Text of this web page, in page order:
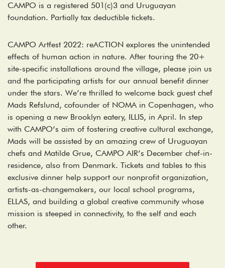
CAMPO is a registered 501(c)3 and Uruguayan
foundation. Partially tax deductible tickets.
CAMPO Artfest 2022: reACTION explores the unintended
effects of human action in nature. After touring the 20+
site-specific installations around the village, please join us
and the participating artists for our annual benefit dinner
under the stars. We’re thrilled to welcome back guest chef
Mads Refslund, cofounder of NOMA in Copenhagen, who
is opening a new Brooklyn eatery, ILLIS, in April. In step
with CAMPO’s aim of fostering creative cultural exchange,
Mads will be assisted by an amazing crew of Uruguayan
chefs and Matilde Grue, CAMPO AIR’s December chef-in-
residence, also from Denmark. Tickets and tables to this
exclusive dinner help support our nonprofit organization,
artists-as-changemakers, our local school programs,
ELLAS, and building a global creative community whose
mission is steeped in connectivity, to the self and each
other.